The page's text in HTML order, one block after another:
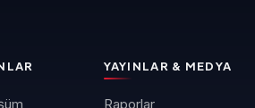
YAYINLAR & MEDYA
Raporlar